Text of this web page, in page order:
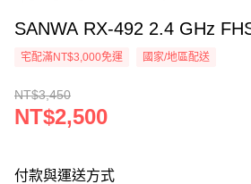
SANWA RX-492 2.4 GHz
宅配滿NT$3,000免運 國家/地區配送
NT$3,450
NT$2,500
付款與運送方式